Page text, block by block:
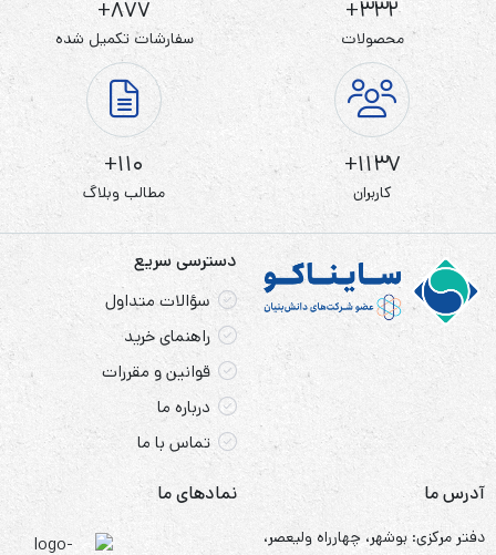
332+
محصولات
877+
سفارشات تکمیل شده
1137+
کاربران
110+
مطالب وبلاگ
دسترسی سریع
سؤالات متداول
راهنمای خرید
قوانین و مقررات
درباره ما
تماس با ما
آدرس ما
دفتر مرکزی: بوشهر، چهارراه ولیعصر،
نمادهای ما